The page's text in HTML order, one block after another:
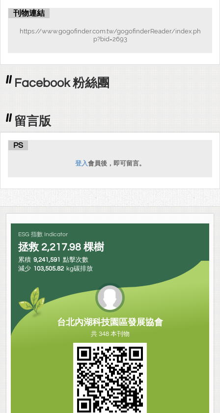
刊物連結
https://www.gogofinder.com.tw/gogofinderReader/index.ph
p?bid=2693
Facebook 粉絲團
留言版
PS
登入會員後，即可留言。
ESG 指數 Indicator
拯救 2,217.98 棵樹
累積 9,241,591 點擊次數
減少 103,505.82 kg碳排放
台北內湖科技園區發展協會
共 348 本刊物